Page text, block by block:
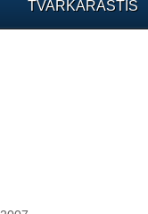
TVARKARAŠTIS